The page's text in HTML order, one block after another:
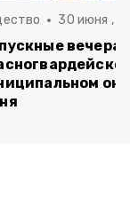
30 июня ,
вечера